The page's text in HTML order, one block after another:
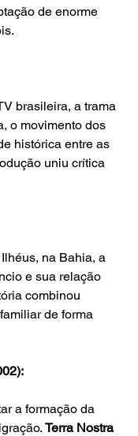
de enorme
brasileira, a trama
o movimento dos
histórica entre as
uniu crítica
na Bahia, a
e sua relação
combinou
de forma
a formação da
Terra Nostra